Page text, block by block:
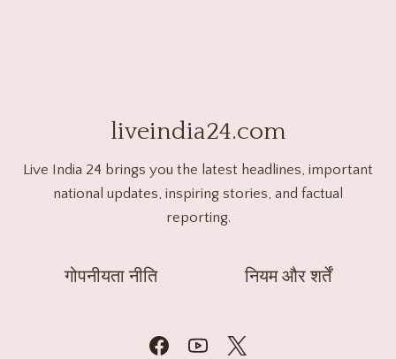
liveindia24.com
Live India 24 brings you the latest headlines, important
national updates, inspiring stories, and factual
reporting.
गोपनीयता नीति नियम और शर्तें